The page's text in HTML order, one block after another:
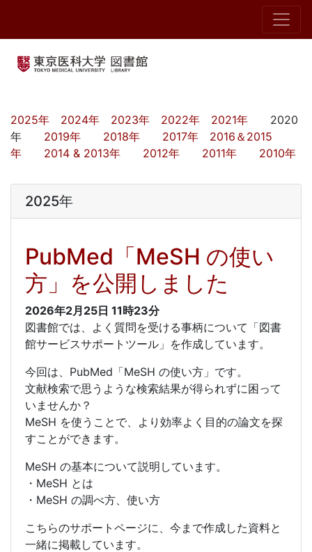
2025年 2024年 2023年 2022年 2021年 2020
年 2019年 2018年 2017年
2016＆2015
年
2014 & 2013年 2012年 2011年 2010年
2025年
PubMed「MeSH の使い
方」を公開しました
2026年2月25日 11時23分
図書館では、よく質問を受ける事柄について「図書
館サービスサポートツール」を作成しています。
今回は、PubMed「MeSH の使い方」です。
文献検索で思うような検索結果が得られずに困って
いませんか？
MeSH を使うことで、より効率よく目的の論文を探
すことができます。
MeSH の基本について説明しています。
・MeSH とは
・MeSH の調べ方、使い方
こちらのサポートページに、今まで作成した資料と
一緒に掲載しています。